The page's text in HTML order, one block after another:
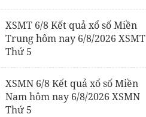
XSMT 6/8 Kết quả xổ số Miền
Trung hôm nay 6/8/2026 XSMT
Thứ 5
XSMN 6/8 Kết quả xổ số Miền
Nam hôm nay 6/8/2026 XSMN
Thứ 5